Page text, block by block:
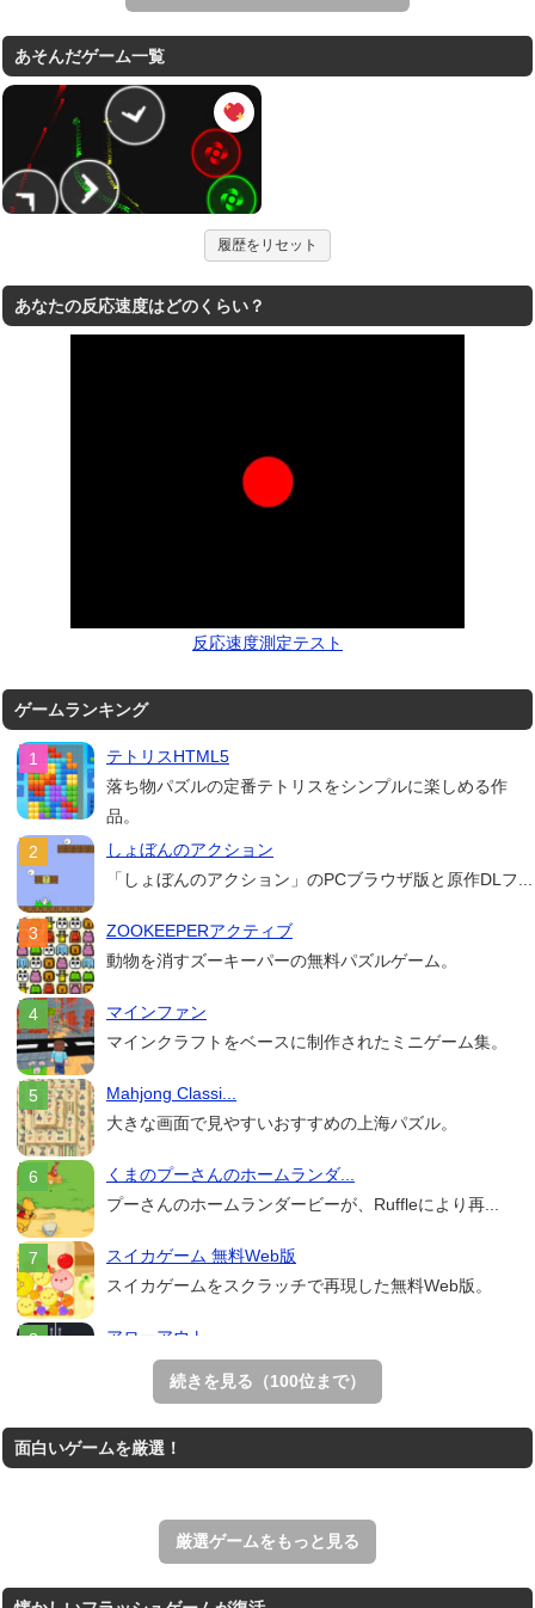
あそんだゲーム一覧
履歴をリセット
あなたの反応速度はどのくらい？
反応速度測定テスト
ゲームランキング
テトリスHTML5
落ち物パズルの定番テトリスをシンプルに楽しめる作
品。
しょぼんのアクション
「しょぼんのアクション」のPCブラウザ版と原作DLフ...
ZOOKEEPERアクティブ
動物を消すズーキーパーの無料パズルゲーム。
マインファン
マインクラフトをベースに制作されたミニゲーム集。
Mahjong Classi...
大きな画面で見やすいおすすめの上海パズル。
くまのプーさんのホームランダ...
プーさんのホームランダービーが、Ruffleにより再...
スイカゲーム 無料Web版
スイカゲームをスクラッチで再現した無料Web版。
アローアウト
すべての矢印を画面外へ導くパズルゲーム。
ホールを巨大に育成する落とし穴ゲーム。
王国を構築していく放置系のシミュレーションゲーム。
続きを見る（100位まで）
面白いゲームを厳選！
厳選ゲームをもっと見る